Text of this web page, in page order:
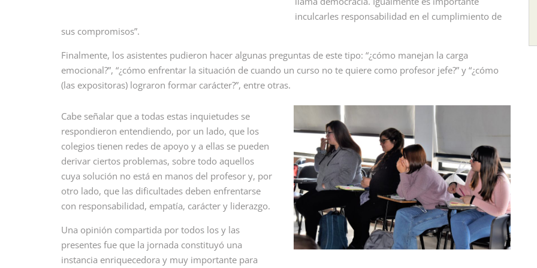
inculcarles responsabilidad en el cumplimiento de
sus compromisos”.
Finalmente, los asistentes pudieron hacer algunas preguntas de este tipo: “¿cómo manejan la carga
emocional?”, “¿cómo enfrentar la situación de cuando un curso no te quiere como profesor jefe?” y “¿cómo
(las expositoras) lograron formar carácter?”, entre otras.
Cabe señalar que a todas estas inquietudes se
respondieron entendiendo, por un lado, que los
colegios tienen redes de apoyo y a ellas se pueden
derivar ciertos problemas, sobre todo aquellos
cuya solución no está en manos del profesor y, por
otro lado, que las dificultades deben enfrentarse
con responsabilidad, empatía, carácter y liderazgo.
Una opinión compartida por todos los y las
presentes fue que la jornada constituyó una
instancia enriquecedora y muy importante para